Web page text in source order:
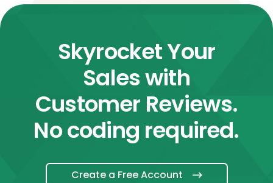
Skyrocket Your
Sales with
Customer Reviews.
No coding required.
Create a Free Account